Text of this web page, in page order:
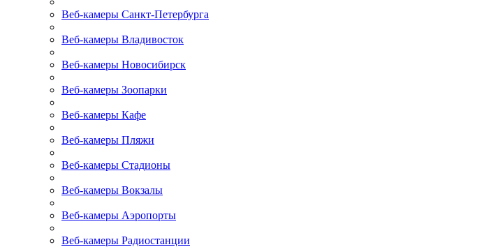
Веб-камеры Санкт-Петербурга
Веб-камеры Владивосток
Веб-камеры Новосибирск
Веб-камеры Зоопарки
Веб-камеры Кафе
Веб-камеры Пляжи
Веб-камеры Стадионы
Веб-камеры Вокзалы
Веб-камеры Аэропорты
Веб-камеры Радиостанции